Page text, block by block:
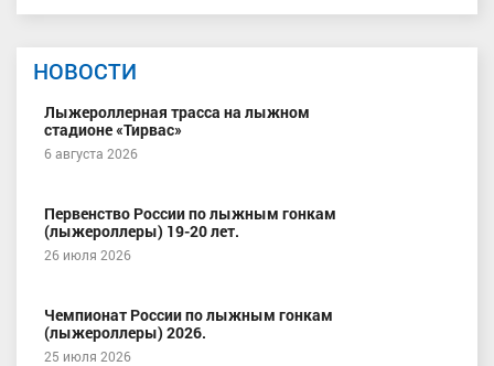
НОВОСТИ
Лыжероллерная трасса на лыжном
стадионе «Тирвас»
6 августа 2026
Первенство России по лыжным гонкам
(лыжероллеры) 19-20 лет.
26 июля 2026
Чемпионат России по лыжным гонкам
(лыжероллеры) 2026.
25 июля 2026